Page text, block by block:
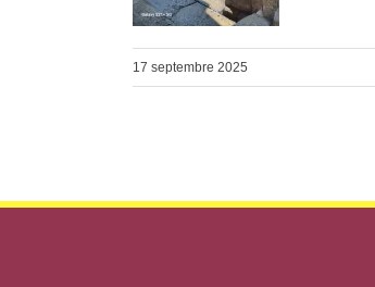
17 septembre 2025